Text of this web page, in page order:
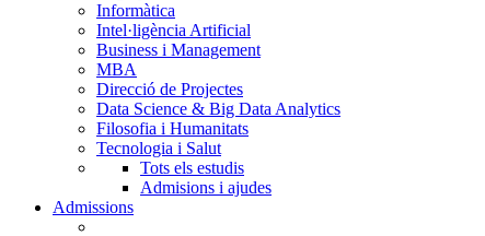
Informàtica
Intel·ligència Artificial
Business i Management
MBA
Direcció de Projectes
Data Science & Big Data Analytics
Filosofia i Humanitats
Tecnologia i Salut
Tots els estudis
Admisions i ajudes
Admissions